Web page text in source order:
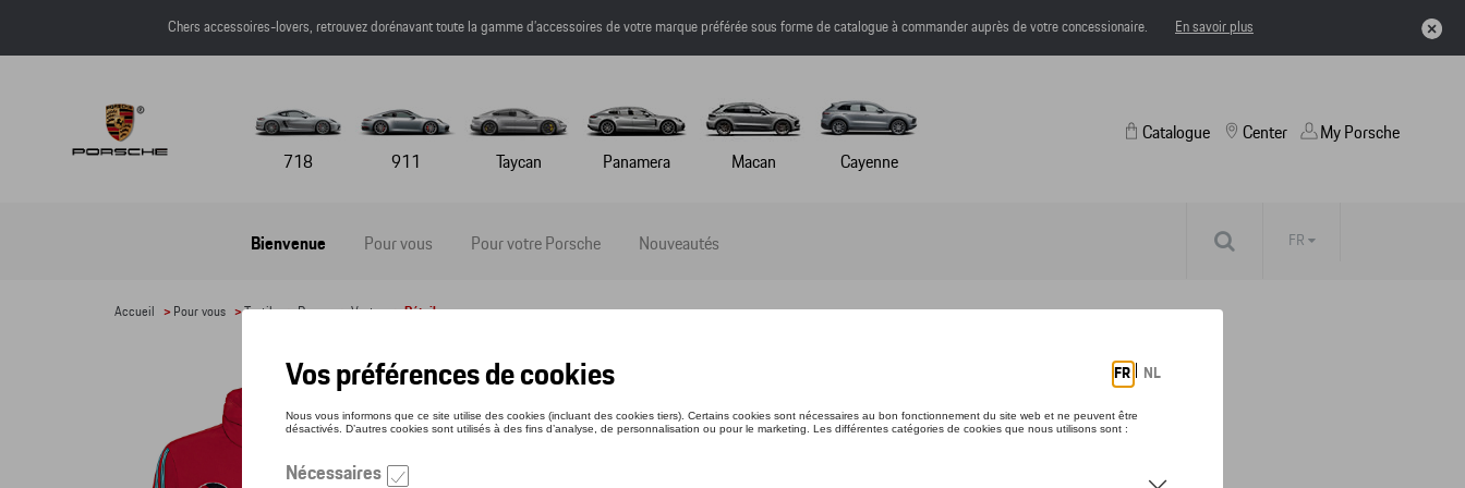
Chers accessoires-lovers, retrouvez dorénavant toute la gamme d’accessoires de votre marque préférée sous forme de catalogue à commander auprès de votre concessionaire. En savoir plus
718 911 Taycan Panamera Macan Cayenne
Catalogue
Bienvenue Pour vous Pour votre Porsche Nouveautés
Center My Porsche
FR
Accueil > Pour vous >Textile >Dames >Vestes > Détail
VESTE COUPE-VENT - MARTINI RACING - L
Référence: WAP55700L0P0MR